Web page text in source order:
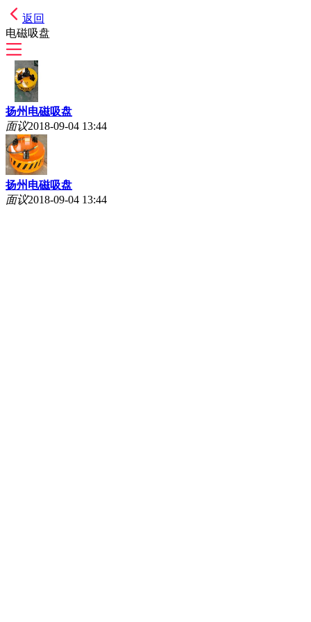
返回
电磁吸盘
扬州电磁吸盘
面议2018-09-04 13:44
扬州电磁吸盘
面议2018-09-04 13:44